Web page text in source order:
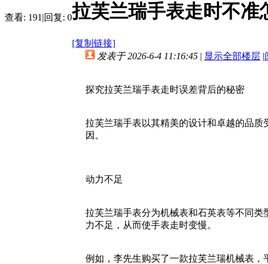
查看: 191 |回复: 0拉芙兰瑞手表走时不准
[复制链接]
发表于 2026-6-4 11:16:45 | 显示全部楼层 |
探究拉芙兰瑞手表走时误差背后的秘密
拉芙兰瑞手表以其精美的设计和卓越的品
因。
动力不足
拉芙兰瑞手表分为机械表和石英表等不同
力不足，从而使手表走时变慢。
例如，李先生购买了一款拉芙兰瑞机械表